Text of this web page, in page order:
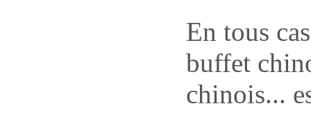
En tous
buffet
chinois...